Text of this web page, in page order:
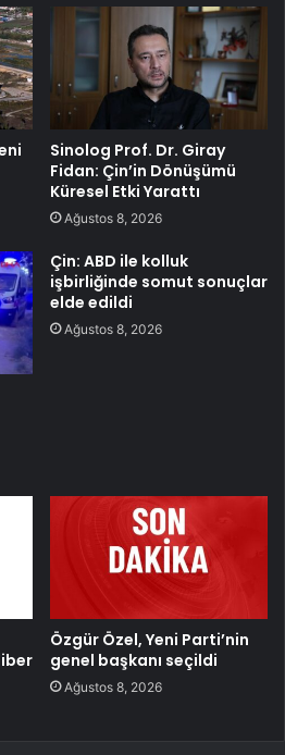
Sinolog Prof. Dr. Giray
Fidan: Çin’in Dönüşümü
Küresel Etki Yarattı
Ağustos 8, 2026
Çin: ABD ile kolluk
işbirliğinde somut sonuçlar
elde edildi
Ağustos 8, 2026
Özgür Özel, Yeni Parti’nin
genel başkanı seçildi
Ağustos 8, 2026